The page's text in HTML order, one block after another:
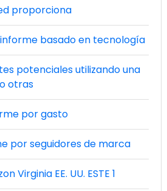
proporciona
basado en tecnología
potenciales utilizando una
otras
por gasto
por seguidores de marca
Virginia EE. UU. ESTE 1